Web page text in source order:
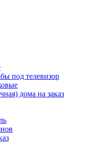
под телевизор
дома на заказ